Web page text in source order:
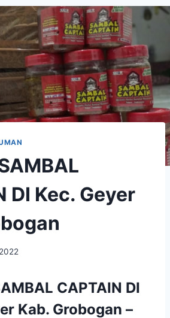
DI Kec. Geyer
CAPTAIN DI
Kab. Grobogan –